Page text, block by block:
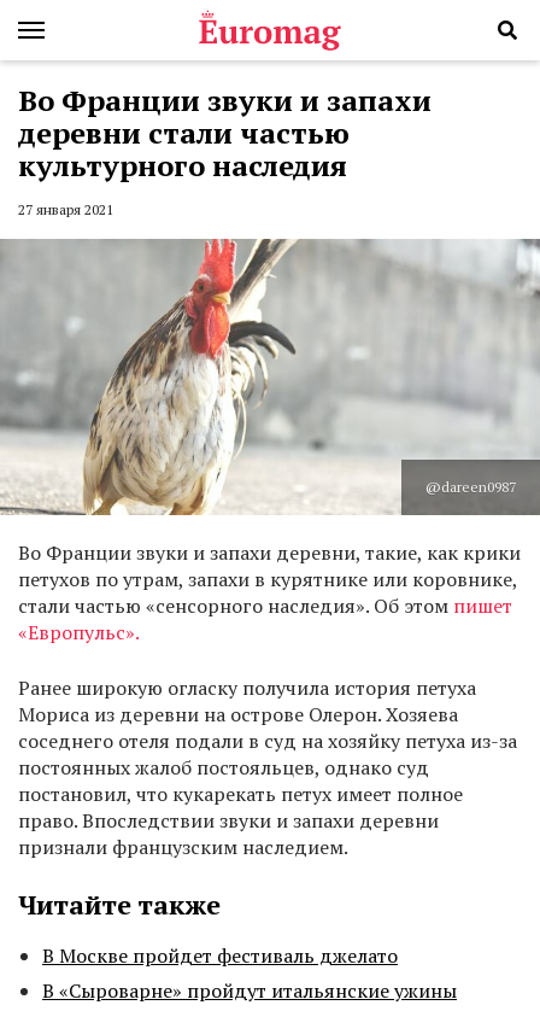
Во Франции звуки и запахи
деревни стали частью
культурного наследия
27 января 2021
@dareen0987
Во Франции звуки и запахи деревни, такие, как крики
петухов по утрам, запахи в курятнике или коровнике,
стали частью «сенсорного наследия». Об этом пишет
«Европульс».
Ранее широкую огласку получила история петуха
Мориса из деревни на острове Олерон. Хозяева
соседнего отеля подали в суд на хозяйку петуха из-за
постоянных жалоб постояльцев, однако суд
постановил, что кукарекать петух имеет полное
право. Впоследствии звуки и запахи деревни
признали французским наследием.
Читайте также
В Москве пройдет фестиваль джелато
В «Сыроварне» пройдут итальянские ужины